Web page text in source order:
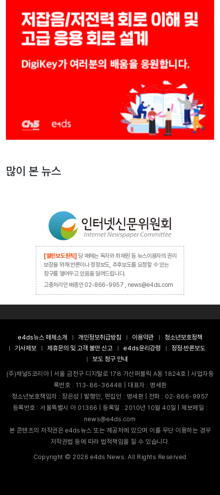
많이 본 뉴스
[열린보도원칙] 당 매체는 독자와 취재원 등 뉴스이용자의 권리
보장을 위해 반론이나 정정보도, 추후보도를 요청할 수 있는
창구를 열어두고 있음을 알려드립니다.
고충처리인 배종인 02-866-9957 , news@e4ds.com
e4ds뉴스 매체소개 개인정보취급방침 이용약관
청소년보호정책
기사제보
제휴문의 및 고객 불만 신고 e4ds윤리강령
정정·반론보도
보도 청구 안내
(주)채널5코리아 | 서울 금천구 디지털로 178 가산퍼블릭 A동 1824호 | 사업자등
록번호 : 113-86-36448 | 대표자 : 명세환
청소년보호책임자 : 장은성 | 발행인, 편집인 : 명세환 | 전화 : 02-866-9957
등록번호 : 서울특별시 아 01366 | 등록일 : 2010년 10월 40일 | 제보메일 :
news@e4ds.com
본 콘텐츠의 저작권은 e4ds뉴스 또는 제공처에 있으며 이를 무단 이용하는 경우
저작권법 등에 따라 법적책임을 질 수 있습니다.
Copyright ©2026 e4ds News. All Rights Reserved